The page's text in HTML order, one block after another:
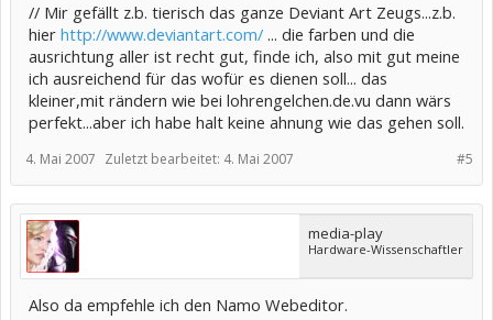
// Mir gefällt z.b. tierisch das ganze Deviant Art Zeugs...z.b.
hier http://www.deviantart.com/ ... die farben und die
ausrichtung aller ist recht gut, finde ich, also mit gut meine
ich ausreichend für das wofür es dienen soll... das
kleiner,mit rändern wie bei lohrengelchen.de.vu dann wärs
perfekt...aber ich habe halt keine ahnung wie das gehen soll.
#5
4. Mai 2007 Zuletzt bearbeitet: 4. Mai 2007
media-play
Hardware-Wissenschaftler
Also da empfehle ich den Namo Webeditor.